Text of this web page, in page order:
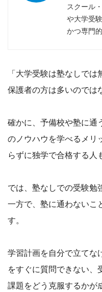
スクール
や大学受
かつ専門
「大学受験は塾なしで
保護者の方は多いのでは
確かに、予備校や塾に通
のノウハウを学べるメリ
らずに独学で合格する人
では、塾なしでの受験勉
一方で、塾に通わないこ
す。
学習計画を自分で立てな
をすぐに質問できない
課題をどう克服するかが